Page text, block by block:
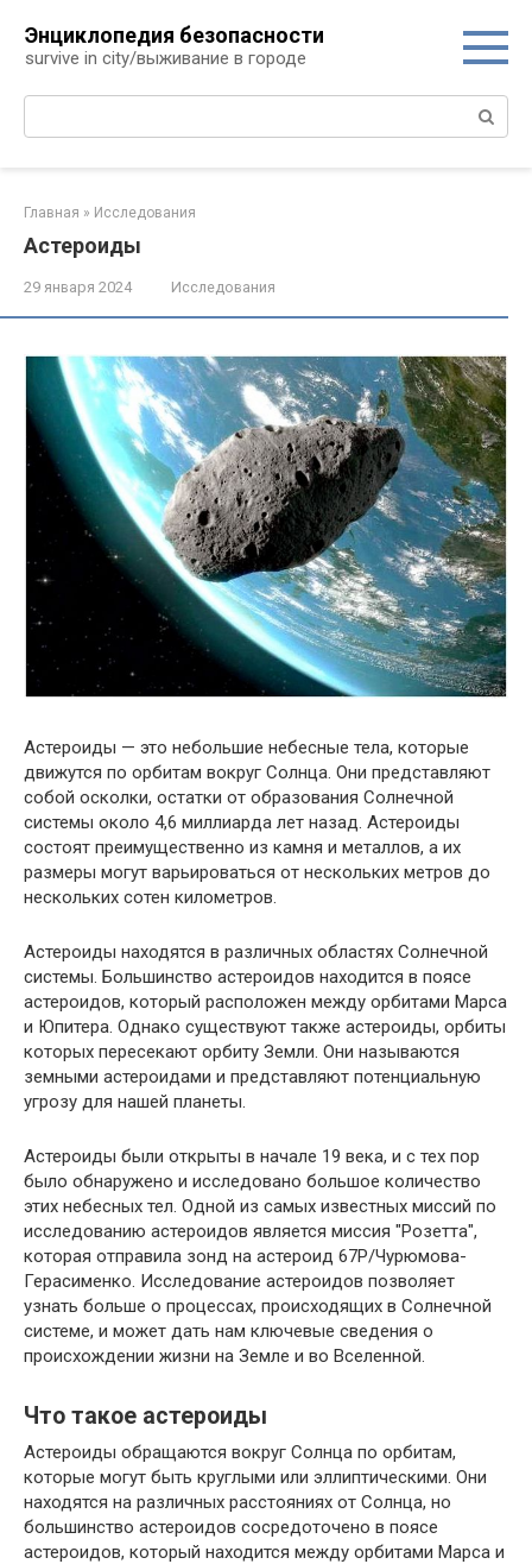
контенту
Энциклопедия безопасности
survive in city/выживание в городе
Поиск:
Главная » Исследования
Астероиды
29 января 2024 Исследования
Астероиды — это небольшие небесные тела, которые
движутся по орбитам вокруг Солнца. Они представляют
собой осколки, остатки от образования Солнечной
системы около 4,6 миллиарда лет назад. Астероиды
состоят преимущественно из камня и металлов, а их
размеры могут варьироваться от нескольких метров до
нескольких сотен километров.
Астероиды находятся в различных областях Солнечной
системы. Большинство астероидов находится в поясе
астероидов, который расположен между орбитами Марса
и Юпитера. Однако существуют также астероиды, орбиты
которых пересекают орбиту Земли. Они называются
земными астероидами и представляют потенциальную
угрозу для нашей планеты.
Астероиды были открыты в начале 19 века, и с тех пор
было обнаружено и исследовано большое количество
этих небесных тел. Одной из самых известных миссий по
исследованию астероидов является миссия "Розетта",
которая отправила зонд на астероид 67P/Чурюмова-
Герасименко. Исследование астероидов позволяет
узнать больше о процессах, происходящих в Солнечной
системе, и может дать нам ключевые сведения о
происхождении жизни на Земле и во Вселенной.
Что такое астероиды
Астероиды обращаются вокруг Солнца по орбитам,
которые могут быть круглыми или эллиптическими. Они
находятся на различных расстояниях от Солнца, но
большинство астероидов сосредоточено в поясе
астероидов, который находится между орбитами Марса и